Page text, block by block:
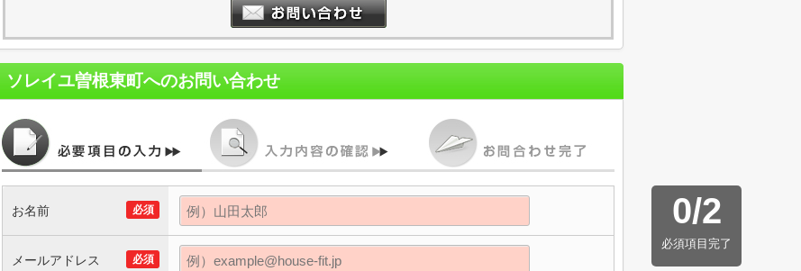
ソレイユ曽根東町へのお問い合わせ
0/2
必須項目完了
必須
お名前
必須
メールアドレス